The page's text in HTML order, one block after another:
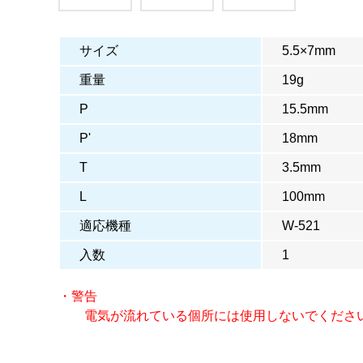
サイズ 5.5×7mm
重量 19g
P 15.5mm
P' 18mm
T 3.5mm
L 100mm
適応機種 W-521
入数 1
・警告
電気が流れている個所には使用しないでくださ